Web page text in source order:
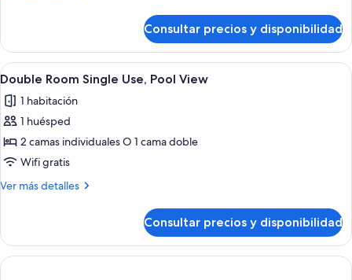
PISCINA
Consultar precios y disponibilidad
Abrir
todas
las
fotos
de
Double
Room
Pool
View
Una habitación de hotel con una
7
Double Room Single Use, Pool View
1 habitación
1 huésped
2 camas individuales O 1 cama doble
Wifi gratis
Ver más detalles
Más
Room
Single
Use,
Consultar precios y disponibilidad